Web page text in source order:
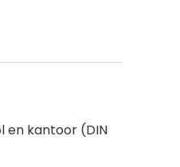
en kantoor (DIN